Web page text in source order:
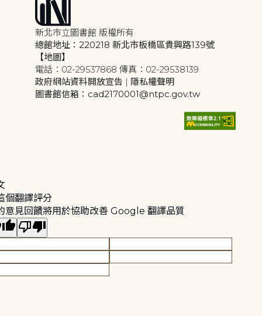
新北市立圖書館 版權所有
總館地址：220218 新北市板橋區貴興路139號
【地圖】
電話：02-29537868 傳真：02-29538139
政府網站資料開放宣告 | 隱私權聲明
圖書館信箱：cad2170001@ntpc.gov.tw
個翻譯評分
意見回饋將用於協助改善 Google 翻譯品質